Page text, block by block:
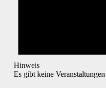
Hinweis
Es gibt keine